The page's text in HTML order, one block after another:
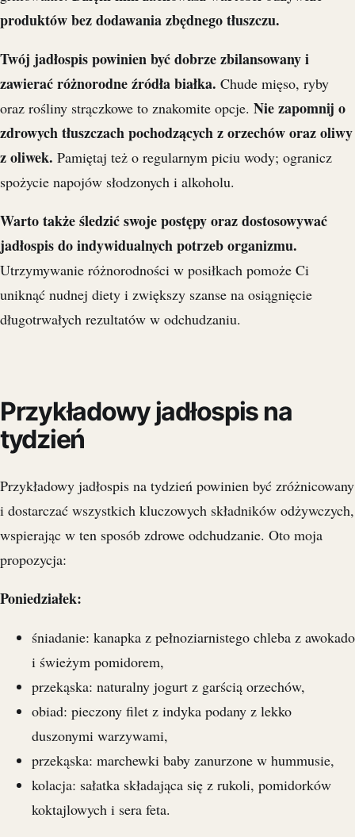
produktów bez dodawania zbędnego tłuszczu.
Twój jadłospis powinien być dobrze zbilansowany i
zawierać różnorodne źródła białka. Chude mięso, ryby
oraz rośliny strączkowe to znakomite opcje. Nie zapomnij o
zdrowych tłuszczach pochodzących z orzechów oraz oliwy
z oliwek. Pamiętaj też o regularnym piciu wody; ogranicz
spożycie napojów słodzonych i alkoholu.
Warto także śledzić swoje postępy oraz dostosowywać
jadłospis do indywidualnych potrzeb organizmu.
Utrzymywanie różnorodności w posiłkach pomoże Ci
uniknąć nudnej diety i zwiększy szanse na osiągnięcie
długotrwałych rezultatów w odchudzaniu.
Przykładowy jadłospis na
tydzień
Przykładowy jadłospis na tydzień powinien być zróżnicowany
i dostarczać wszystkich kluczowych składników odżywczych,
wspierając w ten sposób zdrowe odchudzanie. Oto moja
propozycja:
Poniedziałek:
śniadanie: kanapka z pełnoziarnistego chleba z awokado
i świeżym pomidorem,
przekąska: naturalny jogurt z garścią orzechów,
obiad: pieczony filet z indyka podany z lekko
duszonymi warzywami,
przekąska: marchewki baby zanurzone w hummusie,
kolacja: sałatka składająca się z rukoli, pomidorków
koktajlowych i sera feta.